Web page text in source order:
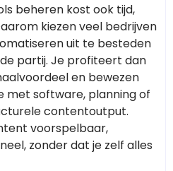
beheren kost ook tijd,
kiezen veel bedrijven
uit te besteden
partij. Je profiteert dan
en bewezen
met software, planning of
contentoutput.
voorspelbaar,
zonder dat je zelf alles